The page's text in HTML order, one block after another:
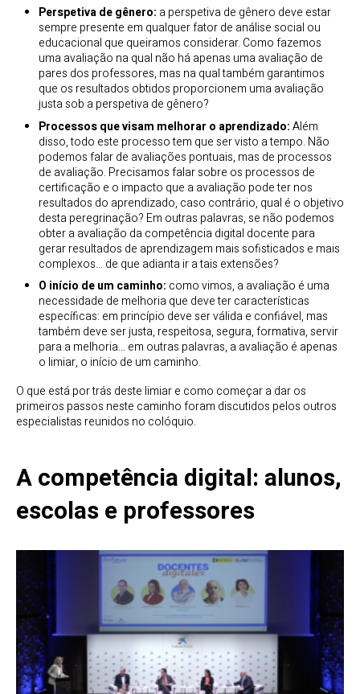
Perspetiva de gênero: a perspetiva de gênero deve estar
sempre presente em qualquer fator de análise social ou
educacional que queiramos considerar. Como fazemos
uma avaliação na qual não há apenas uma avaliação de
pares dos professores, mas na qual também garantimos
que os resultados obtidos proporcionem uma avaliação
justa sob a perspetiva de gênero?
Processos que visam melhorar o aprendizado:Além
disso, todo este processo tem que ser visto a tempo. Não
podemos falar de avaliações pontuais, mas de processos
de avaliação. Precisamos falar sobre os processos de
certificação e o impacto que a avaliação pode ter nos
resultados do aprendizado, caso contrário, qual é o objetivo
desta peregrinação? Em outras palavras, se não podemos
obter a avaliação da competência digital docente para
gerar resultados de aprendizagem mais sofisticados e mais
complexos… de que adianta ir a tais extensões?
O início de um caminho: como vimos, a avaliação é uma
necessidade de melhoria que deve ter características
específicas: em princípio deve ser válida e confiável, mas
também deve ser justa, respeitosa, segura, formativa, servir
para a melhoria… em outras palavras, a avaliação é apenas
o limiar, o início de um caminho.
O que está por trás deste limiar e como começar a dar os
primeiros passos neste caminho foram discutidos pelos outros
especialistas reunidos no colóquio.
A competência digital: alunos,
escolas e professores